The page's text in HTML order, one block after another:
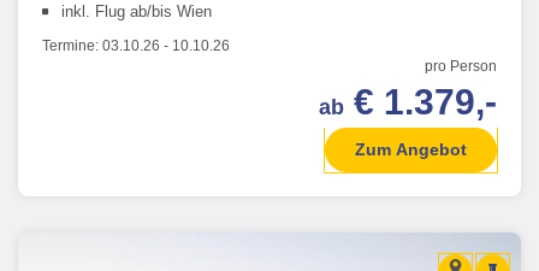
inkl. Flug ab/bis Wien
Termine: 03.10.26 - 10.10.26
pro Person
ab € 1.379,-
Zum Angebot